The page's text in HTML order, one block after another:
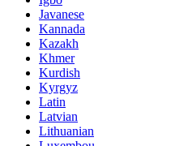
Javanese
Kannada
Kazakh
Khmer
Kurdish
Kyrgyz
Latin
Latvian
Lithuanian